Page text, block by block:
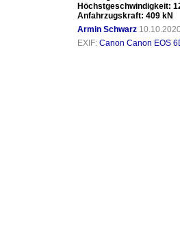
Höchstgeschwindigkeit:
Anfahrzugskraft: 409 kN
Armin Schwarz
EXIF: Canon Canon EOS